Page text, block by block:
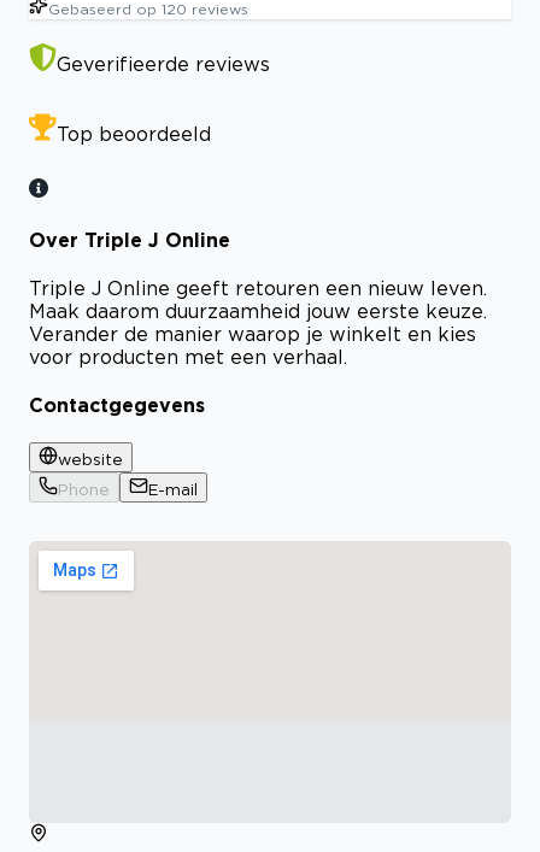
Gebaseerd op 120 reviews
Geverifieerde reviews
Top beoordeeld
Over Triple J Online
Triple J Online geeft retouren een nieuw leven.
Maak daarom duurzaamheid jouw eerste keuze.
Verander de manier waarop je winkelt en kies
voor producten met een verhaal.
Contactgegevens
website
Phone
E-mail